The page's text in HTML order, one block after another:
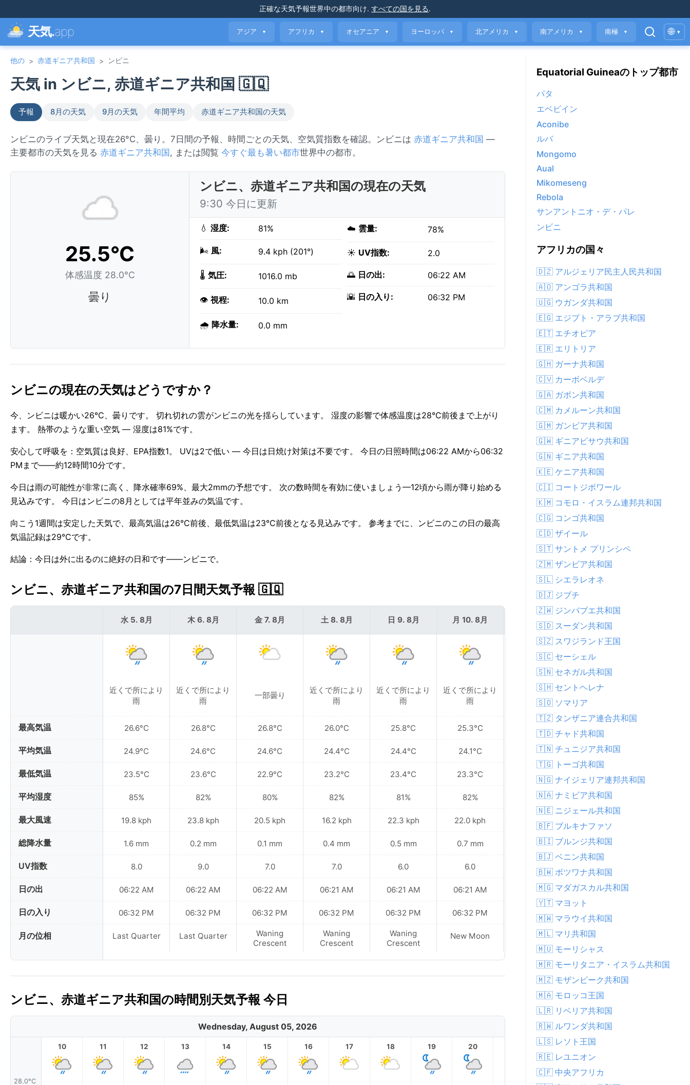
正確な天気予報世界中の都市向け. すべての国を見る.
天気.app アジア ▼ アフリカ ▼ オセアニア ▼ ヨーロッパ ▼ 北アメリカ ▼ 南アメリカ ▼ 南極 ▼ 🌐 ▾
他の > 赤道ギニア共和国 > ンビニ
天気 in ンビニ, 赤道ギニア共和国 🇬🇶
予報 8月の天気 9月の天気 年間平均 赤道ギニア共和国の天気
ンビニのライブ天気と現在26°C、曇り。7日間の予報、時間ごとの天気、空気質指数を確認。ンビニは 赤道ギニア共和国 —
主要都市の天気を見る 赤道ギニア共和国 , または閲覧 今すぐ最も暑い都市世界中の都市。
25.5°C
体感温度 28.0°C
曇り
ンビニ、赤道ギニア共和国の現在の天気
9:30 今日に更新
💧 湿度: 81%
🌬️ 風: 9.4 kph (201°)
🌡️ 気圧: 1016.0 mb
👁️ 視程: 10.0 km
🌧️ 降水量: 0.0 mm
☁️ 雲量: 78%
☀️ UV指数: 2.0
🌅 日の出: 06:22 AM
🌇 日の入り: 06:32 PM
ンビニの現在の天気はどうですか？
今、ンビニは暖かい26°C、曇りです。 切れ切れの雲がンビニの光を揺らしています。 湿度の影響で体感温度は28°C前後まで上がり
ます。 熱帯のような重い空気 — 湿度は81%です。
安心して呼吸を：空気質は良好、EPA指数1。 UVは2で低い — 今日は日焼け対策は不要です。 今日の日照時間は06:22 AMから06:32
PMまで——約12時間10分です。
今日は雨の可能性が非常に高く、降水確率69%、最大2mmの予想です。 次の数時間を有効に使いましょう—12頃から雨が降り始める
見込みです。 今日はンビニの8月としては平年並みの気温です。
向こう1週間は安定した天気で、最高気温は26°C前後、最低気温は23°C前後となる見込みです。 参考までに、ンビニのこの日の最高
気温記録は29°Cです。
結論：今日は外に出るのに絶好の日和です——ンビニで。
ンビニ、赤道ギニア共和国の7日間天気予報 🇬🇶
最高気温
平均気温
最低気温
平均湿度
最大風速
総降水量
UV指数
日の出
日の入り
月の位相
水 5. 8月
近くで所により
雨
26.6°C
24.9°C
23.5°C
85%
19.8 kph
1.6 mm
8.0
06:22 AM
06:32 PM
Last Quarter
木 6. 8月
近くで所により
雨
26.8°C
24.6°C
23.6°C
82%
23.8 kph
0.2 mm
9.0
06:22 AM
06:32 PM
Last Quarter
金 7. 8月
一部曇り
26.8°C
24.6°C
22.9°C
80%
20.5 kph
0.1 mm
7.0
06:22 AM
06:32 PM
Waning
Crescent
土 8. 8月
近くで所により
雨
26.0°C
24.4°C
23.2°C
82%
16.2 kph
0.4 mm
7.0
06:21 AM
06:32 PM
Waning
Crescent
日 9. 8月
近くで所により
雨
25.8°C
24.4°C
23.4°C
81%
22.3 kph
0.5 mm
6.0
06:21 AM
06:32 PM
Waning
Crescent
月 10. 8月
近くで所により
雨
25.3°C
24.1°C
23.3°C
82%
22.0 kph
0.7 mm
6.0
06:21 AM
06:32 PM
New Moon
火 11. 8月
25.8°C
24.4°C
23.3°C
82%
22.0 kph
0.8 mm
6.0
06:21 AM
06:31 PM
New Moon
ンビニ、赤道ギニア共和国の時間別天気予報 今日
Wednesday, August 05, 2026
28.0°C
10 11 12 13 14 15 16 17 18 19 20 22 23
Equatorial Guineaのトップ都市
バタ
エベビイン
Aconibe
ルバ
Mongomo
Aual
Mikomeseng
Rebola
サンアントニオ・デ・パレ
ンビニ
アフリカの国々
🇩🇿 アルジェリア民主人民共和国
🇦🇴 アンゴラ共和国
🇺🇬 ウガンダ共和国
🇪🇬 エジプト・アラブ共和国
🇪🇹 エチオピア
🇪🇷 エリトリア
🇬🇭 ガーナ共和国
🇨🇻 カーボベルデ
🇬🇦 ガボン共和国
🇨🇲 カメルーン共和国
🇬🇲 ガンビア共和国
🇬🇼 ギニアビサウ共和国
🇬🇳 ギニア共和国
🇰🇪 ケニア共和国
🇨🇮 コートジボワール
🇰🇲 コモロ・イスラム連邦共和国
🇨🇬 コンゴ共和国
🇨🇩 ザイール
🇸🇹 サントメ プリンシペ
🇿🇲 ザンビア共和国
🇸🇱 シエラレオネ
🇩🇯 ジブチ
🇿🇼 ジンバブエ共和国
🇸🇩 スーダン共和国
🇸🇿 スワジランド王国
🇸🇨 セーシェル
🇸🇳 セネガル共和国
🇸🇭 セントヘレナ
🇸🇴 ソマリア
🇹🇿 タンザニア連合共和国
🇹🇩 チャド共和国
🇹🇳 チュニジア共和国
🇹🇬 トーゴ共和国
🇳🇬 ナイジェリア連邦共和国
🇳🇦 ナミビア共和国
🇳🇪 ニジェール共和国
🇧🇫 ブルキナファソ
🇧🇮 ブルンジ共和国
🇧🇯 ベニン共和国
🇧🇼 ボツワナ共和国
🇲🇬 マダガスカル共和国
🇾🇹 マヨット
🇲🇼 マラウイ共和国
🇲🇱 マリ共和国
🇲🇺 モーリシャス
🇲🇷 モーリタニア・イスラム共和国
🇲🇿 モザンビーク共和国
🇲🇦 モロッコ王国
🇱🇷 リベリア共和国
🇷🇼 ルワンダ共和国
🇱🇸 レソト王国
🇷🇪 レユニオン
🇨🇫 中央アフリカ